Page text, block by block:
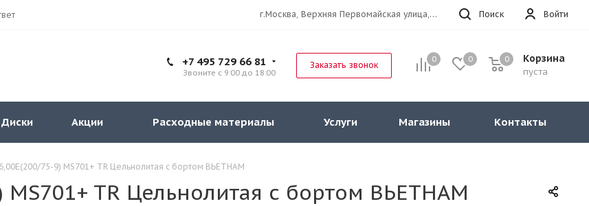
Войти
Поиск
г.Москва, Верхняя Первомайская улица, 47к11 офис 214
0 0 Корзина
пуста
0
+7 495 729 66 81
Звоните с 9:00 до 18:00
Заказать звонок
Диски Акции Расходные материалы Услуги Магазины Контакты
75-9) MS701+ TR Цельнолитая с бортом ВЬЕТНАМ
TR Цельнолитая с бортом ВЬЕТНАМ